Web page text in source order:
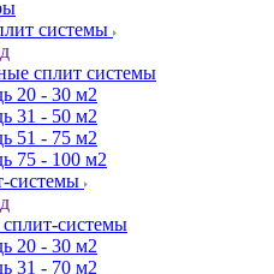
системы
сплит системы
20 - 30 м2
31 - 50 м2
51 - 75 м2
75 - 100 м2
системы
системы
20 - 30 м2
31 - 70 м2